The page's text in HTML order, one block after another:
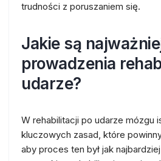
trudności z poruszaniem się.
Jakie są
prowadzenia
udarze?
W rehabilitacji po udarze mózgu
kluczowych zasad, które
aby proces ten był jak